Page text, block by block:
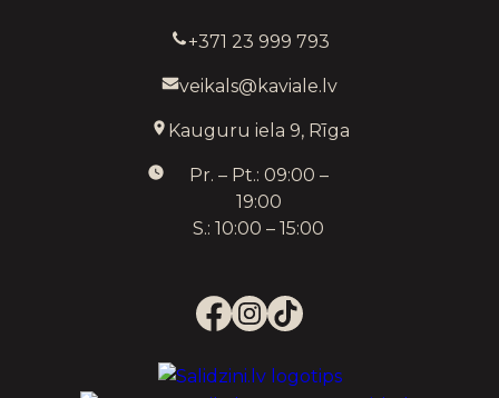
+371 23 999 793
veikals@kaviale.lv
Kauguru iela 9, Rīga
Pr. – Pt.: 09:00 –
19:00
S.: 10:00 – 15:00